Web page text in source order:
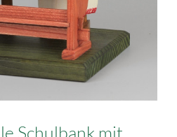
Schulbank mit